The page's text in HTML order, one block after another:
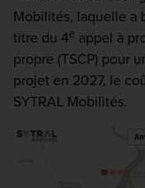
Mobilités, laquelle a
titre du 4e appel à
propre (TSCP) pour
projet en 2027, le
SYTRAL Mobilités.